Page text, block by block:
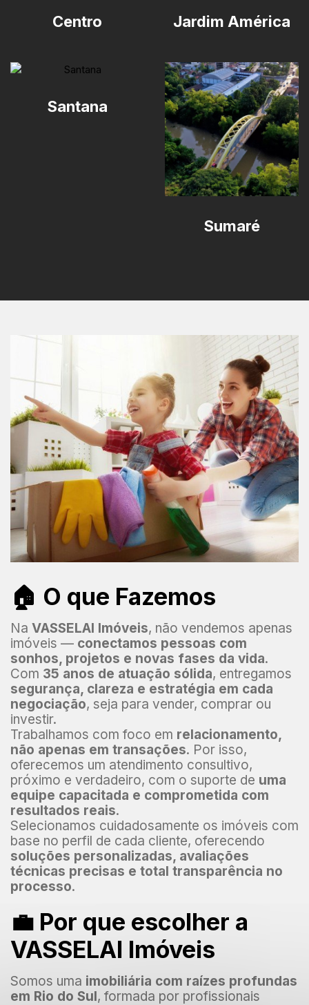
Centro Jardim América
Santana
Sumaré
🏠 O que Fazemos
Na VASSELAI Imóveis, não vendemos apenas
imóveis — conectamos pessoas com
sonhos, projetos e novas fases da vida.
Com 35 anos de atuação sólida, entregamos
segurança, clareza e estratégia em cada
negociação, seja para vender, comprar ou
investir.
Trabalhamos com foco em relacionamento,
não apenas em transações. Por isso,
oferecemos um atendimento consultivo,
próximo e verdadeiro, com o suporte de uma
equipe capacitada e comprometida com
resultados reais.
Selecionamos cuidadosamente os imóveis com
base no perfil de cada cliente, oferecendo
soluções personalizadas, avaliações
técnicas precisas e total transparência no
processo.
💼 Por que escolher a
VASSELAI Imóveis
Somos uma imobiliária com raízes profundas
em Rio do Sul, formada por profissionais